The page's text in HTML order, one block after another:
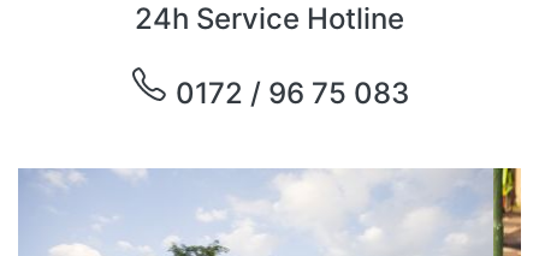
24h Service Hotline
0172 / 96 75 083